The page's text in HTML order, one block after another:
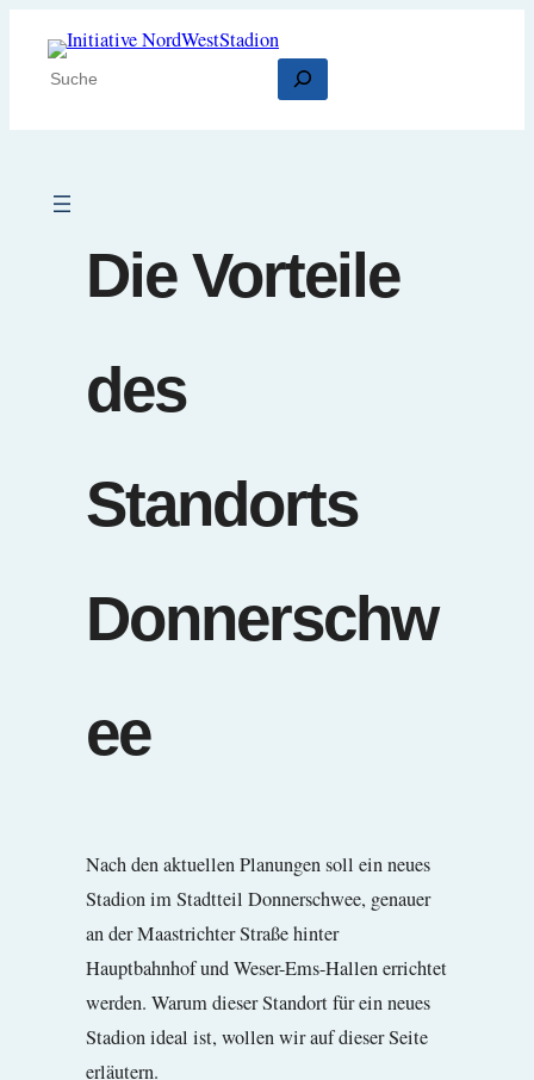
InhaltSuchen
Die Vorteile
des
Standorts
Donnerschw
ee
Nach den aktuellen Planungen soll ein neues
Stadion im Stadtteil Donnerschwee, genauer
an der Maastrichter Straße hinter
Hauptbahnhof und Weser-Ems-Hallen errichtet
werden. Warum dieser Standort für ein neues
Stadion ideal ist, wollen wir auf dieser Seite
erläutern.